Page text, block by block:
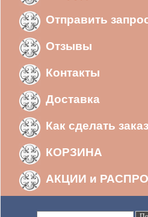
Отправить
Отзывы
Контакты
Доставка
Как сделать заказ
КОРЗИНА
АКЦИИ и